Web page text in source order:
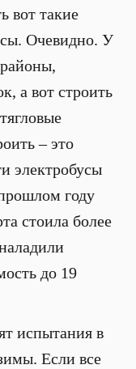
вот такие
Очевидно. У
а вот строить
– это
электробусы
году
стоила более
до 19
испытания в
Если все